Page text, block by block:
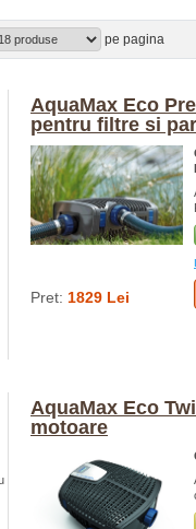
pe pagina
AquaMax Eco
pentru filtre si
Pret: 1829 Lei
AquaMax Eco
motoare